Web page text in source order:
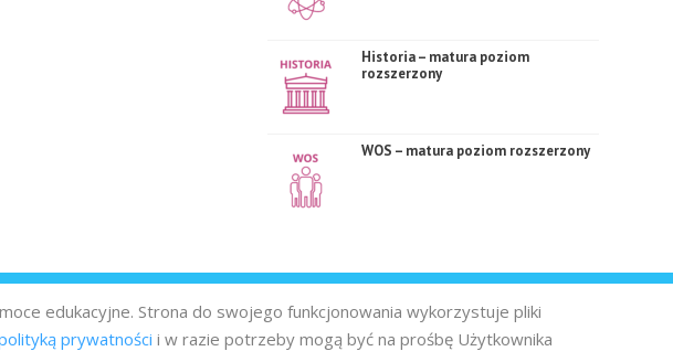
Historia – matura poziom
rozszerzony
WOS – matura poziom rozszerzony
edukacyjne. Strona do swojego funkcjonowania wykorzystuje pliki
prywatności i w razie potrzeby mogą być na prośbę Użytkownika